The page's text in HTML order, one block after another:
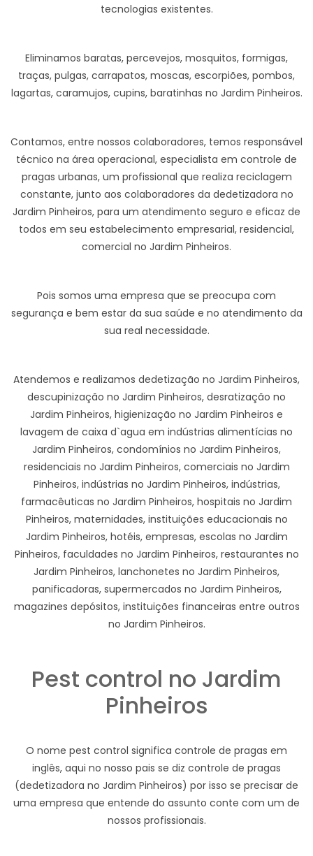
tecnologias existentes.
Eliminamos baratas, percevejos, mosquitos, formigas,
traças, pulgas, carrapatos, moscas, escorpiões, pombos,
lagartas, caramujos, cupins, baratinhas no Jardim Pinheiros.
Contamos, entre nossos colaboradores, temos responsável
técnico na área operacional, especialista em controle de
pragas urbanas, um profissional que realiza reciclagem
constante, junto aos colaboradores da dedetizadora no
Jardim Pinheiros, para um atendimento seguro e eficaz de
todos em seu estabelecimento empresarial, residencial,
comercial no Jardim Pinheiros.
Pois somos uma empresa que se preocupa com
segurança e bem estar da sua saúde e no atendimento da
sua real necessidade.
Atendemos e realizamos dedetização no Jardim Pinheiros,
descupinização no Jardim Pinheiros, desratização no
Jardim Pinheiros, higienização no Jardim Pinheiros e
lavagem de caixa d`agua em indústrias alimentícias no
Jardim Pinheiros, condomínios no Jardim Pinheiros,
residenciais no Jardim Pinheiros, comerciais no Jardim
Pinheiros, indústrias no Jardim Pinheiros, indústrias,
farmacêuticas no Jardim Pinheiros, hospitais no Jardim
Pinheiros, maternidades, instituições educacionais no
Jardim Pinheiros, hotéis, empresas, escolas no Jardim
Pinheiros, faculdades no Jardim Pinheiros, restaurantes no
Jardim Pinheiros, lanchonetes no Jardim Pinheiros,
panificadoras, supermercados no Jardim Pinheiros,
magazines depósitos, instituições financeiras entre outros
no Jardim Pinheiros.
Pest control no Jardim
Pinheiros
O nome pest control significa controle de pragas em
inglês, aqui no nosso pais se diz controle de pragas
(dedetizadora no Jardim Pinheiros) por isso se precisar de
uma empresa que entende do assunto conte com um de
nossos profissionais.